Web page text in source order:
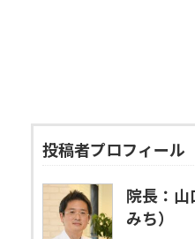
投稿者プロフィール
院長：山
みち）